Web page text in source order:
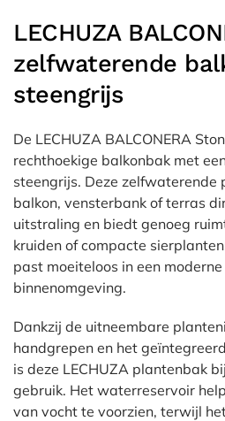
LECHUZA
zelfwaterende
steengrijs
De LECHUZA BALCONERA
rechthoekige balkonbak met
steengrijs. Deze zelfwaterende
balkon, vensterbank of terras
uitstraling en biedt genoeg
kruiden of compacte
past moeiteloos in een
binnenomgeving.
Dankzij de uitneembare
handgrepen en het
is deze LECHUZA plantenbak
gebruik. Het waterreservoir
van vocht te voorzien, terwijl